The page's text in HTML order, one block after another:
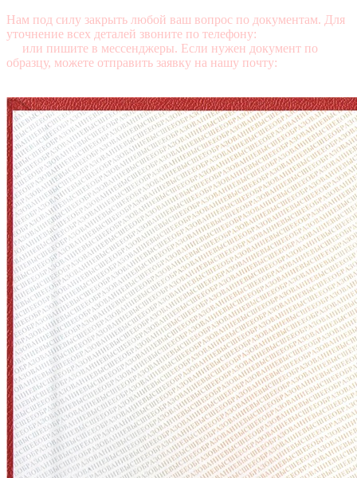
Нам под силу закрыть любой ваш вопрос по документам. Для
уточнение всех деталей звоните по телефону:
или пишите в мессенджеры. Если нужен документ по
образцу, можете отправить заявку на нашу почту: